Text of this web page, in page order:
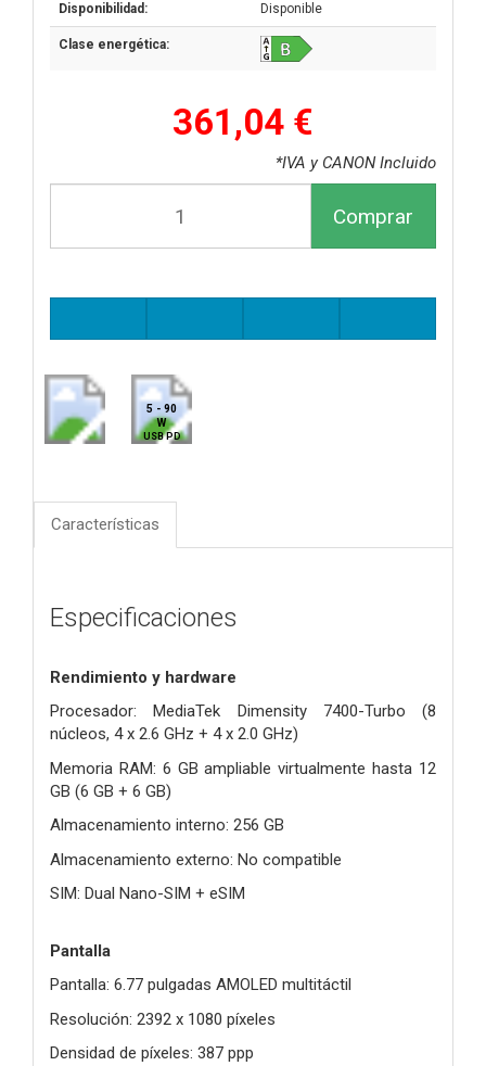
Disponibilidad: Disponible
Clase energética:
361,04 €
*IVA y CANON Incluido
Comprar
5 - 90
W
USB PD
Características
Especificaciones
Rendimiento y hardware
Procesador: MediaTek Dimensity 7400-Turbo (8
núcleos, 4 x 2.6 GHz + 4 x 2.0 GHz)
Memoria RAM: 6 GB ampliable virtualmente hasta 12
GB (6 GB + 6 GB)
Almacenamiento interno: 256 GB
Almacenamiento externo: No compatible
SIM: Dual Nano-SIM + eSIM
Pantalla
Pantalla: 6.77 pulgadas AMOLED multitáctil
Resolución: 2392 x 1080 píxeles
Densidad de píxeles: 387 ppp